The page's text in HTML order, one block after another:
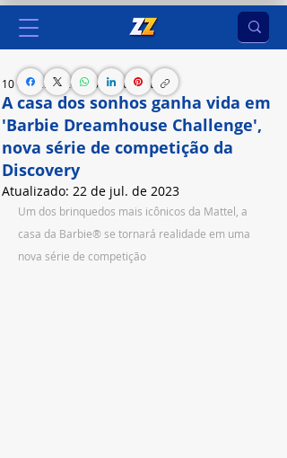
A casa dos sonhos ganha vida em
'Barbie Dreamhouse Challenge',
nova série de competição da
Discovery
10 de jul. de 2023 3 min de leitura
Atualizado: 22 de jul. de 2023
Um dos brinquedos mais icônicos da Mattel, a
casa da Barbie® se tornará realidade em uma
nova série de competição